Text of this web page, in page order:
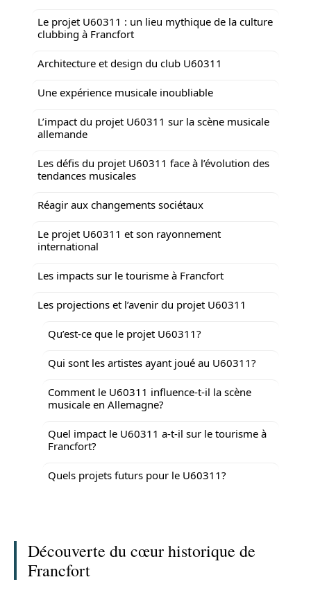
Le projet U60311 : un lieu mythique de la culture
clubbing à Francfort
Architecture et design du club U60311
Une expérience musicale inoubliable
L’impact du projet U60311 sur la scène musicale
allemande
Les défis du projet U60311 face à l’évolution des
tendances musicales
Réagir aux changements sociétaux
Le projet U60311 et son rayonnement
international
Les impacts sur le tourisme à Francfort
Les projections et l’avenir du projet U60311
Qu’est-ce que le projet U60311?
Qui sont les artistes ayant joué au U60311?
Comment le U60311 influence-t-il la scène
musicale en Allemagne?
Quel impact le U60311 a-t-il sur le tourisme à
Francfort?
Quels projets futurs pour le U60311?
Découverte du cœur historique de
Francfort